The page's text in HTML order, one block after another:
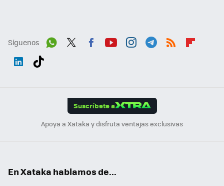
Síguenos
Suscríbete a
Apoya a Xataka y disfruta ventajas exclusivas
En Xataka hablamos de...